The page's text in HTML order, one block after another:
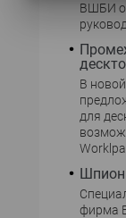
ВШБИ
В
для
фирма